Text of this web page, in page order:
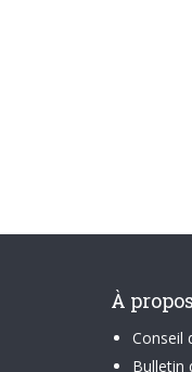
À propos
Conseil
Bulletin